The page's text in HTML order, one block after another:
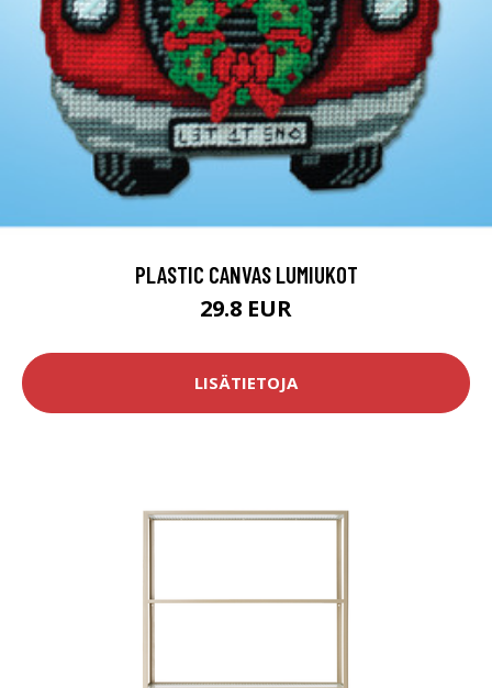
PLASTIC CANVAS LUMIUKOT
29.8 EUR
LISÄTIETOJA